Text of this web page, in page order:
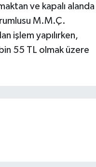
ve kapalı alanda
M.M.Ç.
işlem yapılırken,
55 TL olmak üzere